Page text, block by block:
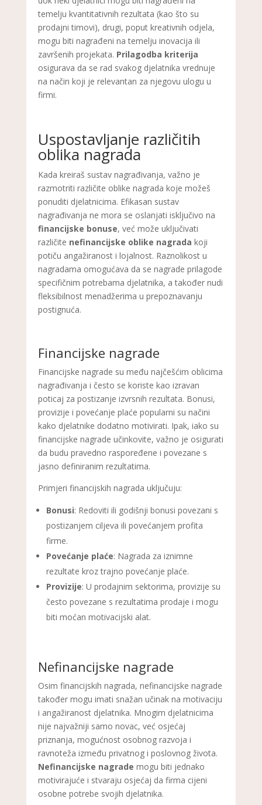
temelju kvantitativnih rezultata (kao što su
prodajni timovi), drugi, poput kreativnih odjela,
mogu biti nagrađeni na temelju inovacija ili
završenih projekata. Prilagodba kriterija
osigurava da se rad svakog djelatnika vrednuje
na način koji je relevantan za njegovu ulogu u
firmi.
Uspostavljanje različitih
oblika nagrada
Kada kreiraš sustav nagrađivanja, važno je
razmotriti različite oblike nagrada koje možeš
ponuditi djelatnicima. Efikasan sustav
nagrađivanja ne mora se oslanjati isključivo na
financijske bonuse, već može uključivati
različite nefinancijske oblike nagrada koji
potiču angažiranost i lojalnost. Raznolikost u
nagradama omogućava da se nagrade prilagode
specifičnim potrebama djelatnika, a također nudi
fleksibilnost menadžerima u prepoznavanju
postignuća.
Financijske nagrade
Financijske nagrade su među najčešćim oblicima
nagrađivanja i često se koriste kao izravan
poticaj za postizanje izvrsnih rezultata. Bonusi,
provizije i povećanje plaće popularni su načini
kako djelatnike dodatno motivirati. Ipak, iako su
financijske nagrade učinkovite, važno je osigurati
da budu pravedno raspoređene i povezane s
jasno definiranim rezultatima.
Primjeri financijskih nagrada uključuju:
Bonusi: Redoviti ili godišnji bonusi povezani s
postizanjem ciljeva ili povećanjem profita
firme.
Povećanje plaće: Nagrada za iznimne
rezultate kroz trajno povećanje plaće.
Provizije: U prodajnim sektorima, provizije su
često povezane s rezultatima prodaje i mogu
biti moćan motivacijski alat.
Nefinancijske nagrade
Osim financijskih nagrada, nefinancijske nagrade
također mogu imati snažan učinak na motivaciju
i angažiranost djelatnika. Mnogim djelatnicima
nije najvažniji samo novac, već osjećaj
priznanja, mogućnost osobnog razvoja i
ravnoteža između privatnog i poslovnog života.
Nefinancijske nagrade mogu biti jednako
motivirajuće i stvaraju osjećaj da firma cijeni
osobne potrebe svojih djelatnika.